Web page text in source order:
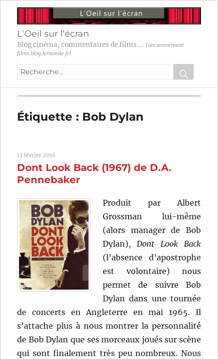
L'Oeil sur l'écran
Blog cinéma, commentaires de films ... (anciennement
films.blog.lemonde.fr)
Recherche
:
OK
Étiquette : Bob Dylan
13 février 2016
Dont Look Back (1967) de D.A.
Pennebaker
Produit par Albert
Grossman lui-même
(alors manager de Bob
Dylan),Dont Look Back
(l’absence d’apostrophe
est volontaire) nous
permet de suivre Bob
Dylan dans une tournée
de concerts en Angleterre en mai 1965. Il
s’attache plus à nous montrer la personnalité
de Bob Dylan que ses morceaux joués sur scène
qui sont finalement très peu nombreux. Nous